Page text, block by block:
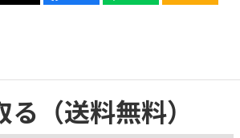
る （送料無料）